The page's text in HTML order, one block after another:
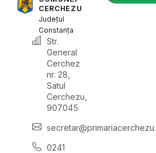
CERCHEZU
Județul
Constanța
Str.
General
Cerchez
nr. 28,
Satul
Cerchezu,
907045
0241